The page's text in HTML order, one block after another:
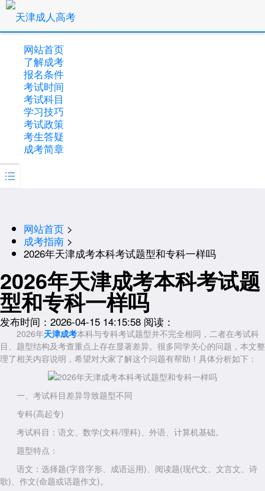
网站首页
了解成考
报名条件
考试时间
考试科目
学习技巧
考试政策
考生答疑
成考简章

网站首页 >
成考指南 >
2026年天津成考本科考试题型和专科一样吗
2026年天津成考本科考试题
型和专科一样吗
发布时间：2026-04-15 14:15:58 阅读：
2026年天津成考本科与专科考试题型并不完全相同，二者在考试科
目、题型结构及考查重点上存在显著差异。很多同学关心的问题，本文整
理了相关内容说明，希望对大家了解这个问题有帮助！具体分析如下：
一、考试科目差异导致题型不同
专科(高起专)
考试科目：语文、数学(文科/理科)、外语、计算机基础。
题型特点：
语文：选择题(字音字形、成语运用)、阅读题(现代文、文言文、诗
歌)、作文(命题或话题作文)。